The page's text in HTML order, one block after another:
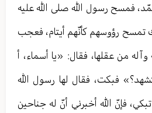
فمسح رسول الله صلى الله عليه
تمسح رؤوسهم كأنّهم أيتام، فعجب
من عقلها، فقال: «يا أسماء، أ
فبكت، فقال لها رسول الله
فإنّ الله أخبرني أنّ له جناحين